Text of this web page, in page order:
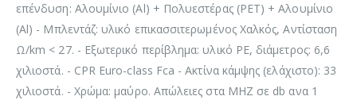
επένδυση: Αλουμίνιο (Al) + Πολυεστέρας (PET) + Αλουμίνιο
(Al) - Μπλεντάζ: υλικό επικασσιτερωμένος Χαλκός, Αντίσταση
Ω/km < 27. - Εξωτερικό περίβλημα: υλικό PE, διάμετρος: 6,6
χιλιοστά. - CPR Euro-class Fca - Ακτίνα κάμψης (ελάχιστο): 33
χιλιοστά. - Χρώμα: μαύρο. Απώλειες στα ΜΗΖ σε db ανα 1